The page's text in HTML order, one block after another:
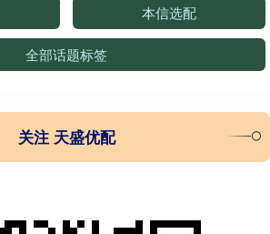
本信选配
全部话题标签
关注 天盛优配